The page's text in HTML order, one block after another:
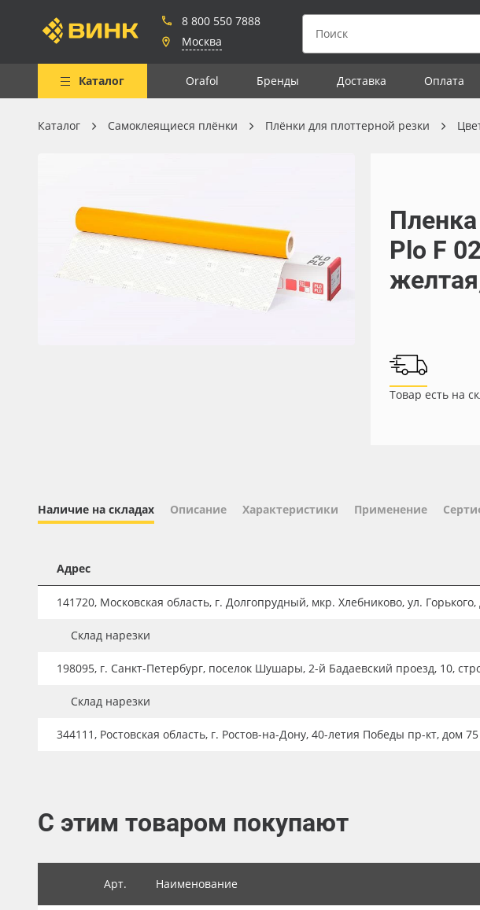
8 800 550 7888
Москва
Каталог Orafol Бренды Доставка Оплата
Весь каталог
Листовые материалы
Чернила
Клей, скотчи и крепёж
Новинки ассортимента
Плёнка монтажная Oratape
ПЭТ листовой
ПЭТ бэклит
Вспененный ПВХ
Каталог Самоклеящиеся плёнки Плёнки для плоттерной резки
Plo F
Товар есть на
Наличие на складах Описание Характеристики Применение
Адрес
141720, Московская область, г. Долгопрудный, мкр. Хлебниково, ул.
Склад нарезки
198095, г. Санкт-Петербург, поселок Шушары, 2-й Бадаевский проезд, 10,
Склад нарезки
344111, Ростовская область, г. Ростов-на-Дону, 40-летия Победы пр-кт, дом 75
С этим товаром покупают
Арт. Наименование